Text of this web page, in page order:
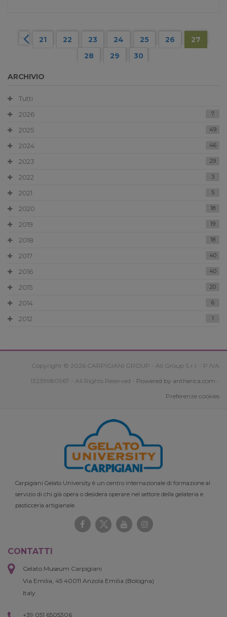
21 22 23 24 25 26
27
28
29 30
ARCHIVIO
Tutti
2026
7
2025 49
2024 46
2023 29
2022 3
2021 5
2020 18
2019 19
2018 18
2017 40
2016 40
2015 20
2014 6
2012 1
Copyright © 2026 CARPIGIANI GROUP - Ali Group S.r.l. - P.IVA
13239980967 - All Rights Reserved - Powered by antherica.com -
Preferenze cookies
Carpigiani Gelato University è un centro internazionale di formazione al
servizio di chi già opera o desidera operare nel settore della gelateria e
pasticceria artigianale.
CONTATTI
Gelato Museum Carpigiani
Via Emilia, 45 40011 Anzola Emilia (Bologna)
Italy
+39 051 6505306